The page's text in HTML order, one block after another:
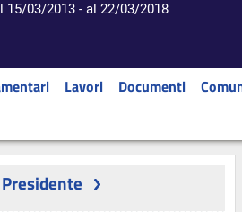
15/03/2013 - al 22/03/2018
Lavori Documenti